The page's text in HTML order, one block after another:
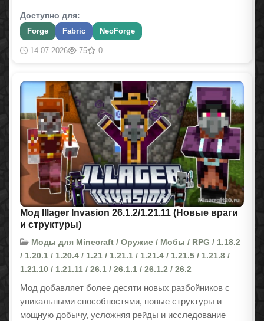
Доступно для:
Forge Fabric NeoForge
14.07.2026 75 0
Мод Illager Invasion 26.1.2/1.21.11 (Новые враги
и структуры)
Моды для Minecraft / Оружие / Мобы / RPG / 1.18.2
/ 1.20.1 / 1.20.4 / 1.21 / 1.21.1 / 1.21.4 / 1.21.5 / 1.21.8 /
1.21.10 / 1.21.11 / 26.1 / 26.1.1 / 26.1.2 / 26.2
Мод добавляет более десяти новых разбойников с
уникальными способностями, новые структуры и
мощную добычу, усложняя рейды и исследование